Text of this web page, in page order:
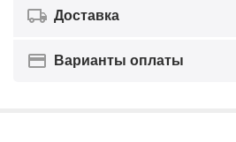
Доставка
Варианты оплаты